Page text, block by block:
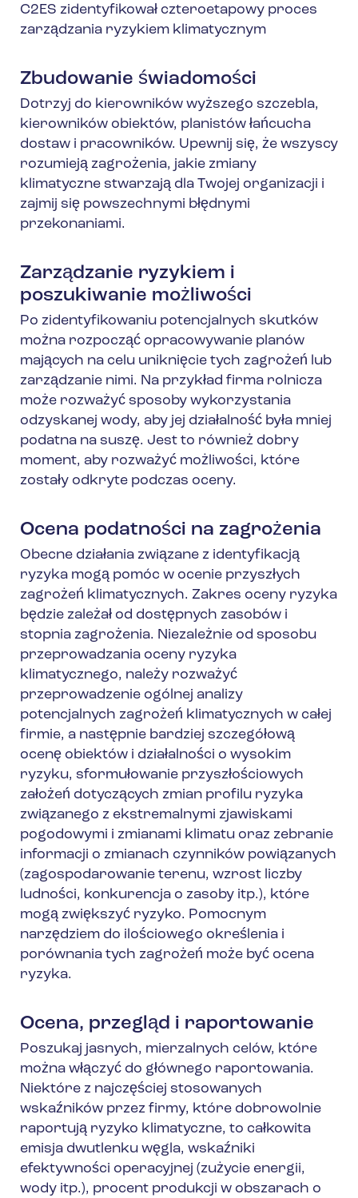
C2ES zidentyfikował czteroetapowy proces
zarządzania ryzykiem klimatycznym
Zbudowanie świadomości
Dotrzyj do kierowników wyższego szczebla,
kierowników obiektów, planistów łańcucha
dostaw i pracowników. Upewnij się, że wszyscy
rozumieją zagrożenia, jakie zmiany
klimatyczne stwarzają dla Twojej organizacji i
zajmij się powszechnymi błędnymi
przekonaniami.
Zarządzanie ryzykiem i
poszukiwanie możliwości
Po zidentyfikowaniu potencjalnych skutków
można rozpocząć opracowywanie planów
mających na celu uniknięcie tych zagrożeń lub
zarządzanie nimi. Na przykład firma rolnicza
może rozważyć sposoby wykorzystania
odzyskanej wody, aby jej działalność była mniej
podatna na suszę. Jest to również dobry
moment, aby rozważyć możliwości, które
zostały odkryte podczas oceny.
Ocena podatności na zagrożenia
Obecne działania związane z identyfikacją
ryzyka mogą pomóc w ocenie przyszłych
zagrożeń klimatycznych. Zakres oceny ryzyka
będzie zależał od dostępnych zasobów i
stopnia zagrożenia. Niezależnie od sposobu
przeprowadzania oceny ryzyka
klimatycznego, należy rozważyć
przeprowadzenie ogólnej analizy
potencjalnych zagrożeń klimatycznych w całej
firmie, a następnie bardziej szczegółową
ocenę obiektów i działalności o wysokim
ryzyku, sformułowanie przyszłościowych
założeń dotyczących zmian profilu ryzyka
związanego z ekstremalnymi zjawiskami
pogodowymi i zmianami klimatu oraz zebranie
informacji o zmianach czynników powiązanych
(zagospodarowanie terenu, wzrost liczby
ludności, konkurencja o zasoby itp.), które
mogą zwiększyć ryzyko. Pomocnym
narzędziem do ilościowego określenia i
porównania tych zagrożeń może być ocena
ryzyka.
Ocena, przegląd i raportowanie
Poszukaj jasnych, mierzalnych celów, które
można włączyć do głównego raportowania.
Niektóre z najczęściej stosowanych
wskaźników przez firmy, które dobrowolnie
raportują ryzyko klimatyczne, to całkowita
emisja dwutlenku węgla, wskaźniki
efektywności operacyjnej (zużycie energii,
wody itp.), procent produkcji w obszarach o